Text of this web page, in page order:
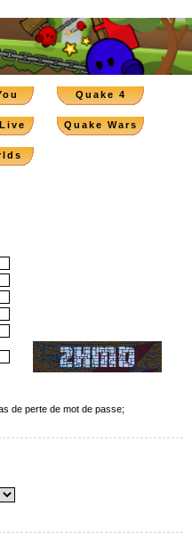
Quake 4
Quake Wars
de perte de mot de passe;